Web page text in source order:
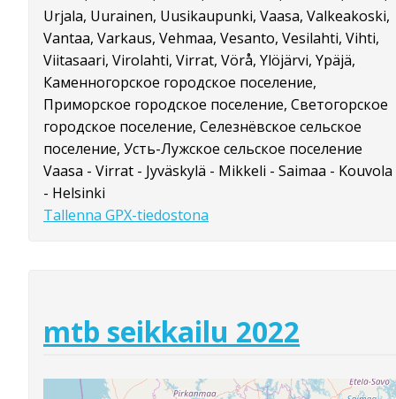
Urjala, Uurainen, Uusikaupunki, Vaasa, Valkeakoski,
Vantaa, Varkaus, Vehmaa, Vesanto, Vesilahti, Vihti,
Viitasaari, Virolahti, Virrat, Vörå, Ylöjärvi, Ypäjä,
Каменногорское городское поселение,
Приморское городское поселение, Светогорское
городское поселение, Селезнёвское сельское
поселение, Усть-Лужское сельское поселение
Vaasa - Virrat - Jyväskylä - Mikkeli - Saimaa - Kouvola
- Helsinki
Tallenna GPX-tiedostona
mtb seikkailu 2022